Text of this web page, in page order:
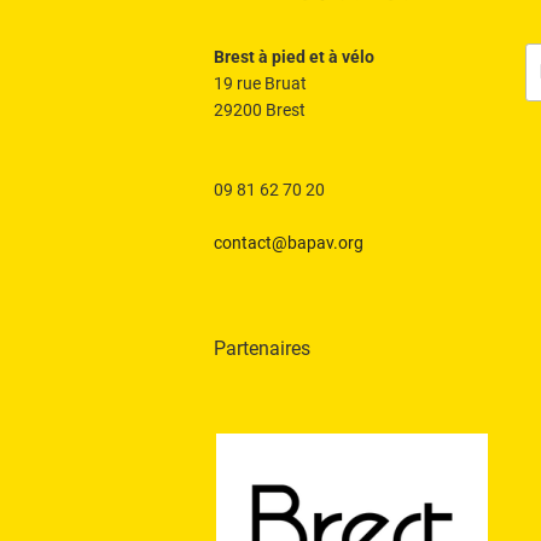
Brest à pied et à vélo
19 rue Bruat
29200 Brest
09 81 62 70 20
contact@bapav.org
:
Partenaires